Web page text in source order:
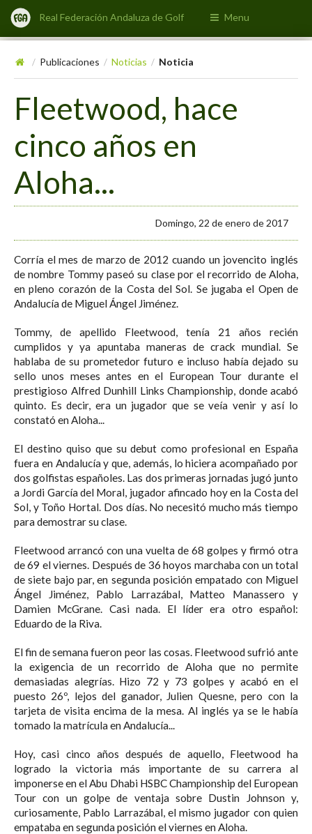
Real Federación Andaluza de Golf Menu
/ Publicaciones / Noticias / Noticia
Fleetwood, hace
cinco años en
Aloha...
Domingo, 22 de enero de 2017
Corría el mes de marzo de 2012 cuando un jovencito inglés
de nombre Tommy paseó su clase por el recorrido de Aloha,
en pleno corazón de la Costa del Sol. Se jugaba el Open de
Andalucía de Miguel Ángel Jiménez.
Tommy, de apellido Fleetwood, tenía 21 años recién
cumplidos y ya apuntaba maneras de crack mundial. Se
hablaba de su prometedor futuro e incluso había dejado su
sello unos meses antes en el European Tour durante el
prestigioso Alfred Dunhill Links Championship, donde acabó
quinto. Es decir, era un jugador que se veía venir y así lo
constató en Aloha...
El destino quiso que su debut como profesional en España
fuera en Andalucía y que, además, lo hiciera acompañado por
dos golfistas españoles. Las dos primeras jornadas jugó junto
a Jordi García del Moral, jugador afincado hoy en la Costa del
Sol, y Toño Hortal. Dos días. No necesitó mucho más tiempo
para demostrar su clase.
Fleetwood arrancó con una vuelta de 68 golpes y firmó otra
de 69 el viernes. Después de 36 hoyos marchaba con un total
de siete bajo par, en segunda posición empatado con Miguel
Ángel Jiménez, Pablo Larrazábal, Matteo Manassero y
Damien McGrane. Casi nada. El líder era otro español:
Eduardo de la Riva.
El fin de semana fueron peor las cosas. Fleetwood sufrió ante
la exigencia de un recorrido de Aloha que no permite
demasiadas alegrías. Hizo 72 y 73 golpes y acabó en el
puesto 26º, lejos del ganador, Julien Quesne, pero con la
tarjeta de visita encima de la mesa. Al inglés ya se le había
tomado la matrícula en Andalucía...
Hoy, casi cinco años después de aquello, Fleetwood ha
logrado la victoria más importante de su carrera al
imponerse en el Abu Dhabi HSBC Championship del European
Tour con un golpe de ventaja sobre Dustin Johnson y,
curiosamente, Pablo Larrazábal, el mismo jugador con quien
empataba en segunda posición el viernes en Aloha.